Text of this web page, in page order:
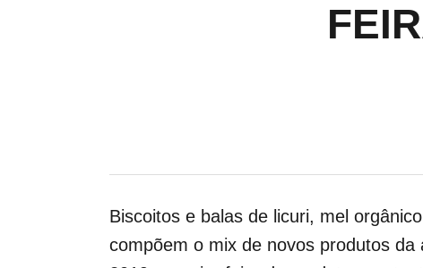
Biscoitos e balas de licuri, mel
compõem o mix de novos produtos